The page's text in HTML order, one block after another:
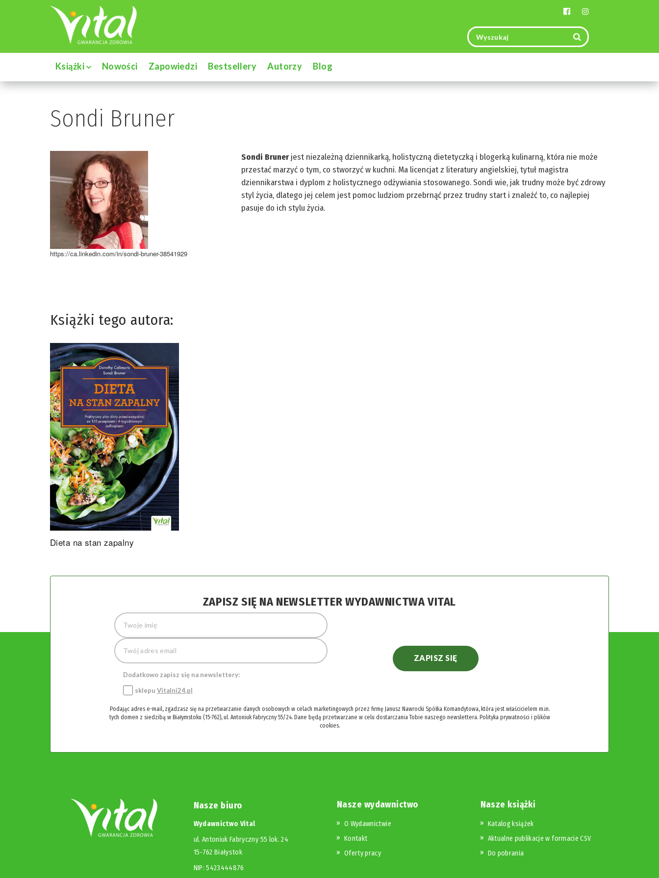
Książki Nowości Zapowiedzi Bestsellery Autorzy Blog
Sondi Bruner
https://ca.linkedin.com/in/sondi-bruner-38541929
Sondi Brunerjest niezależną dziennikarką, holistyczną dietetyczką i blogerką kulinarną, która nie może
przestać marzyć o tym, co stworzyć w kuchni. Ma licencjat z literatury angielskiej, tytuł magistra
dziennikarstwa i dyplom z holistycznego odżywiania stosowanego. Sondi wie, jak trudny może być zdrowy
styl życia, dlatego jej celem jest pomoc ludziom przebrnąć przez trudny start i znaleźć to, co najlepiej
pasuje do ich stylu życia.
Książki tego autora:
Dieta na stan zapalny
ZAPISZ SIĘ NA NEWSLETTER WYDAWNICTWA VITAL
Dodatkowo zapisz się na newslettery:
sklepu Vitalni24.pl
ZAPISZ SIĘ
Podając adres e-mail, zgadzasz się na przetwarzanie danych osobowych w celach marketingowych przez firmę Janusz Nawrocki Spółka Komandytowa, która jest właścicielem m.in.
tych domen z siedzibą w Białymstoku (15-762), ul. Antoniuk Fabryczny 55/24. Dane będą przetwarzane w celu dostarczania Tobie naszego newslettera. Polityka prywatności i plików
cookies.
Nasze biuro
Wydawnictwo Vital
ul. Antoniuk Fabryczny 55 lok. 24
15-762 Białystok
NIP: 5423444876
Nasze wydawnictwo
O Wydawnictwie
Kontakt
Oferty pracy
Nasze książki
Katalog książek
Aktualne publikacje w formacie CSV
Do pobrania